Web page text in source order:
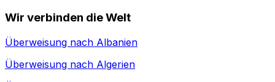
Wir verbinden die Welt
Überweisung nach Albanien
Überweisung nach Algerien